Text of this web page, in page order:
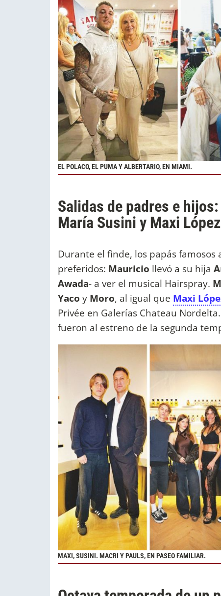
EL POLACO, EL PUMA Y ALBERTARIO, EN MIAMI.
Salidas de padres e
María Susini y Maxi
Durante el finde, los papás
preferidos: Mauricio llevó a su hija
Awada- a ver el musical Hairspray.
Yaco y Moro, al igual que Maxi
Privée en Galerías Chateau
fueron al estreno de la segunda
MAXI, SUSINI. MACRI Y PAULS, EN PASEO FAMILIAR.